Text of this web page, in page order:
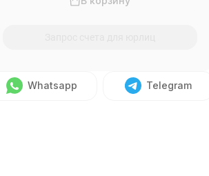
Whatsapp Telegram